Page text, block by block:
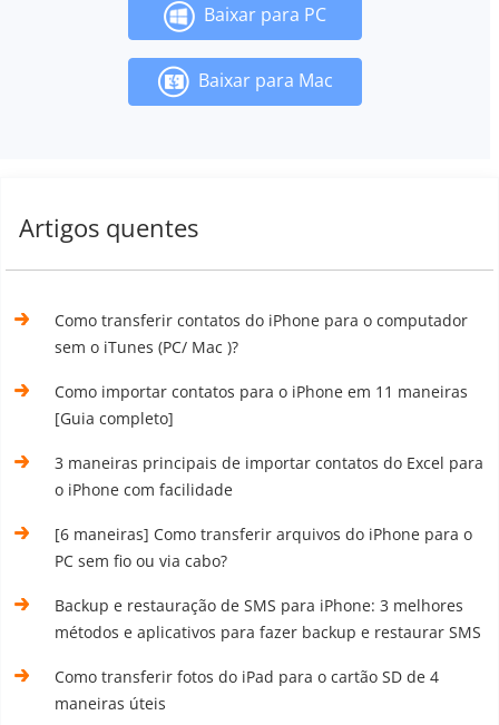
Baixar para PC
Baixar para Mac
Artigos quentes
Como transferir contatos do iPhone para o computador
sem o iTunes (PC/ Mac )?
Como importar contatos para o iPhone em 11 maneiras
[Guia completo]
3 maneiras principais de importar contatos do Excel para
o iPhone com facilidade
[6 maneiras] Como transferir arquivos do iPhone para o
PC sem fio ou via cabo?
Backup e restauração de SMS para iPhone: 3 melhores
métodos e aplicativos para fazer backup e restaurar SMS
Como transferir fotos do iPad para o cartão SD de 4
maneiras úteis